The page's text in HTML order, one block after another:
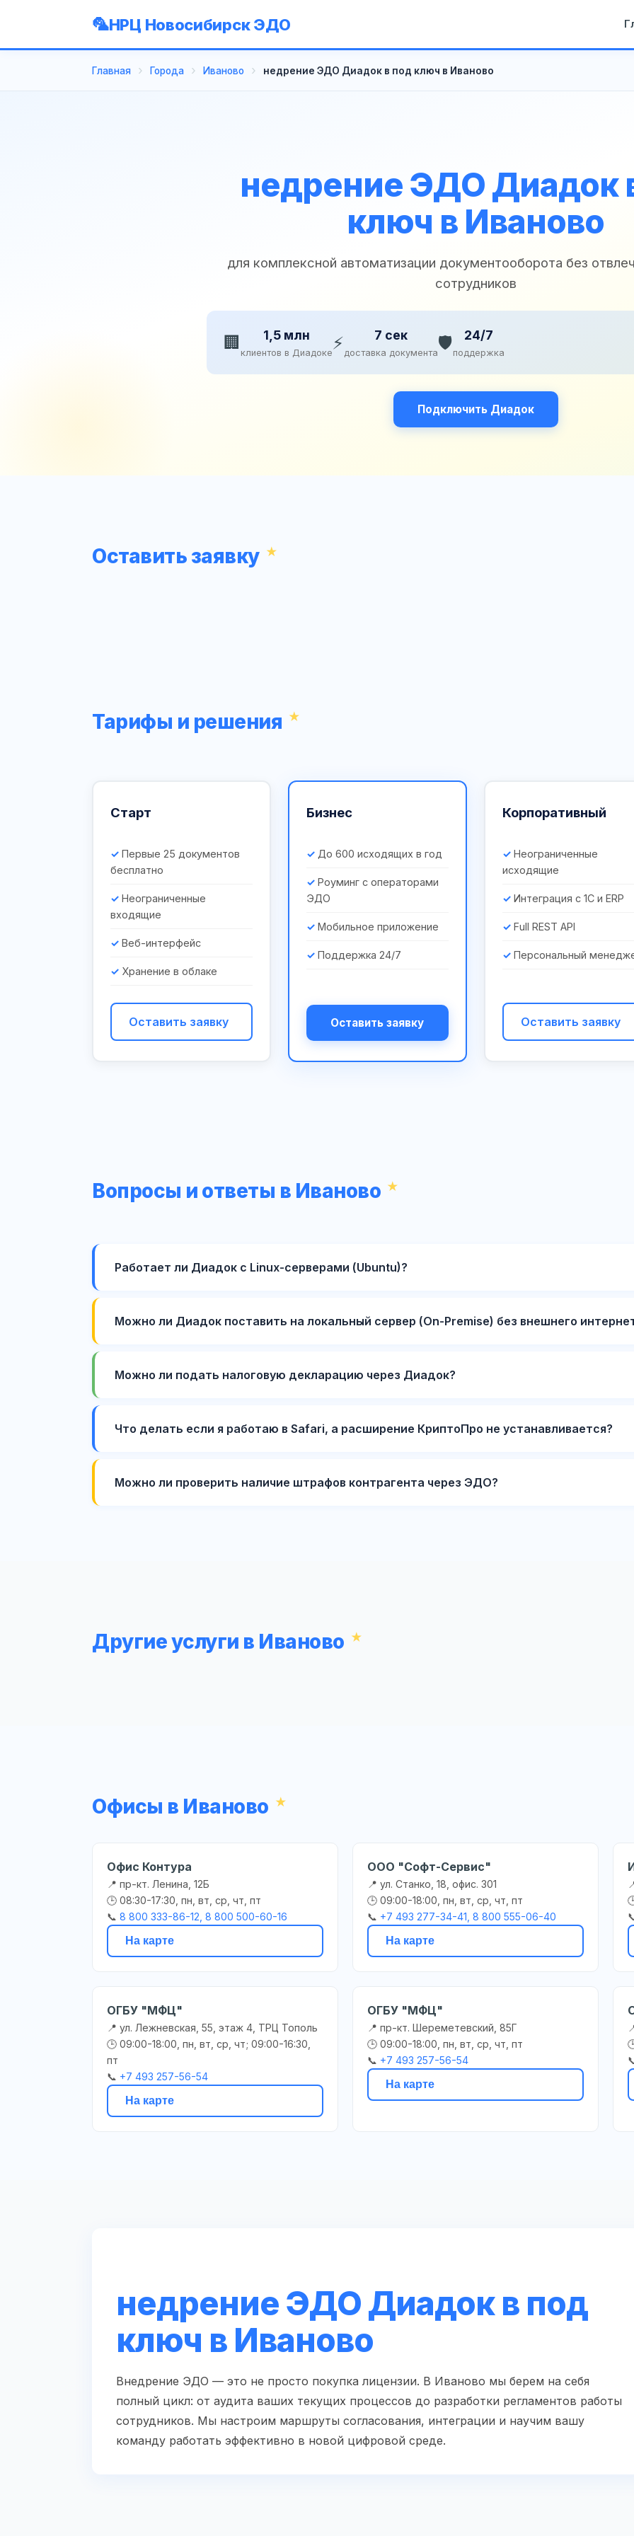
НРЦ Новосибирск ЭДО
Главная Города Иваново недрение ЭДО Диадок в под ключ в Иваново
недрение ЭДО Диадок
ключ в Иваново
для комплексной автоматизации документооборота без
сотрудников
🏢 1,5 млн
клиентов в Диадоке ⚡ 7 сек
доставка документа🛡️ 24/7
поддержка
Подключить Диадок
Оставить заявку
Тарифы и решения
Старт
Первые 25 документов
бесплатно
Неограниченные
входящие
Веб-интерфейс
Хранение в облаке
Оставить заявку
Бизнес
До 600 исходящих в год
Роуминг с операторами
ЭДО
Мобильное приложение
Поддержка 24/7
Оставить заявку
Корпоративный
Неограниченные
исходящие
Интеграция с 1С и ERP
Full REST API
Персональный
Оставить заявку
Вопросы и ответы в Иваново
Работает ли Диадок с Linux-серверами (Ubuntu)?
Можно ли Диадок поставить на локальный сервер (On-Premise) без внешнего
Можно ли подать налоговую декларацию через Диадок?
Что делать если я работаю в Safari, а расширение КриптоПро не устанавливается?
Можно ли проверить наличие штрафов контрагента через ЭДО?
Другие услуги в Иваново
Офисы в Иваново
Офис Контура
📍 пр-кт. Ленина, 12Б
🕒 08:30-17:30, пн, вт, ср, чт, пт
📞 8 800 333-86-12, 8 800 500-60-16
На карте
ООО "Софт-Сервис"
📍 ул. Станко, 18, офис. 301
🕒 09:00-18:00, пн, вт, ср, чт, пт
📞 +7 493 277-34-41, 8 800 555-06-40
На карте
ОГБУ "МФЦ"
📍 ул. Лежневская, 55, этаж 4, ТРЦ Тополь
🕒 09:00-18:00, пн, вт, ср, чт; 09:00-16:30,
пт
📞 +7 493 257-56-54
На карте
ОГБУ "МФЦ"
📍 пр-кт. Шереметевский, 85Г
🕒 09:00-18:00, пн, вт, ср, чт, пт
📞 +7 493 257-56-54
На карте
недрение ЭДО Диадок в под
ключ в Иваново
Внедрение ЭДО — это не просто покупка лицензии. В Иваново мы берем на себя
полный цикл: от аудита ваших текущих процессов до разработки регламентов работы
сотрудников. Мы настроим маршруты согласования, интеграции и научим вашу
команду работать эффективно в новой цифровой среде.